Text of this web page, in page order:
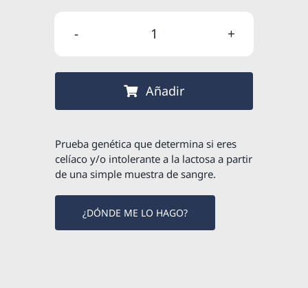
original
actual
REGALO
genético
intolerancia
al
gluten
y
a
la
Añadir
Prueba genética que determina si eres
celíaco y/o intolerante a la lactosa a partir
de una simple muestra de sangre.
¿DÓNDE ME LO HAGO?